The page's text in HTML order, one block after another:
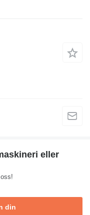
eller
din